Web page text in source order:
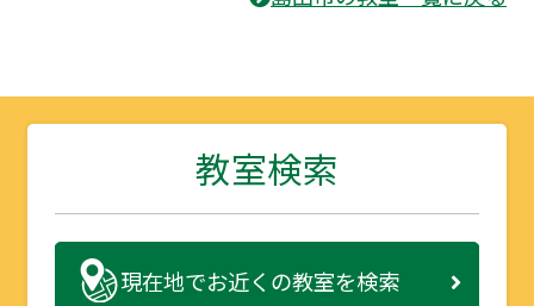
教室検索
現在地でお近くの教室を検索